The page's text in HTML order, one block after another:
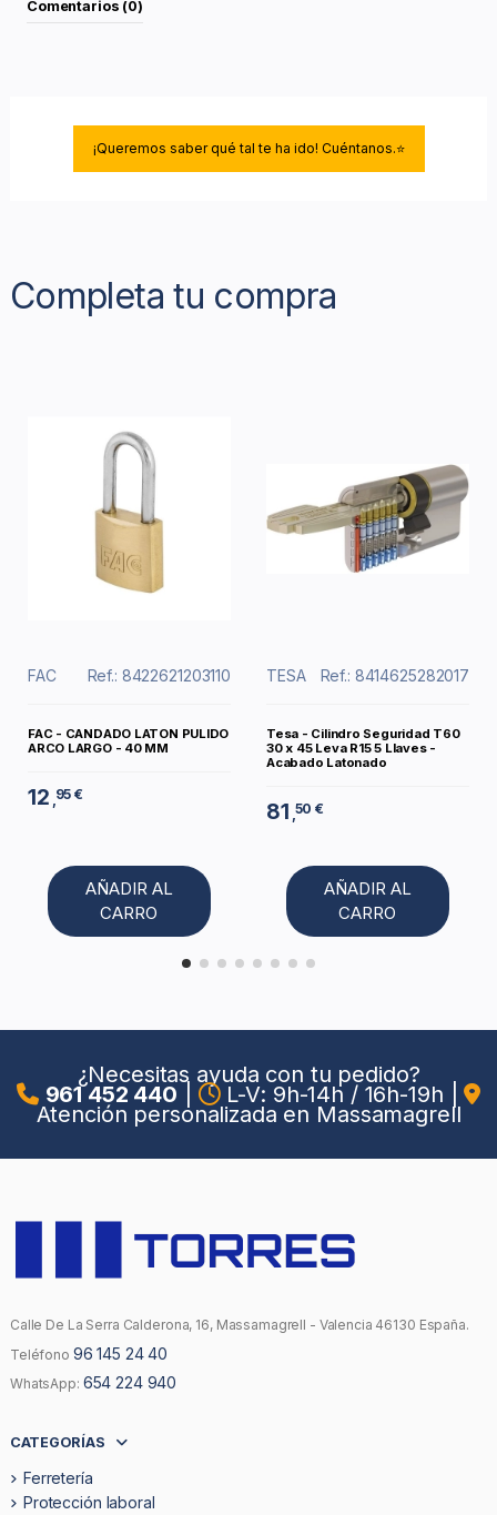
Comentarios (0)
¡Queremos saber qué tal te ha ido! Cuéntanos.⭐
Completa tu compra
FAC Ref.: 8422621203110
FAC - CANDADO LATON PULIDO
ARCO LARGO - 40 MM
12 ,95 €
AÑADIR AL
CARRO
TESA Ref.: 8414625282017
Tesa - Cilindro Seguridad T60
30 x 45 Leva R15 5 Llaves -
Acabado Latonado
81 ,50 €
AÑADIR AL
CARRO
¿Necesitas ayuda con tu pedido?
961 452 440 L-V: 9h-14h / 16h-19h
Atención personalizada en Massamagrell
Calle De La Serra Calderona, 16, Massamagrell - Valencia 46130 España.
Teléfono 96 145 24 40
WhatsApp: 654 224 940
CATEGORÍAS
Ferretería
Protección laboral